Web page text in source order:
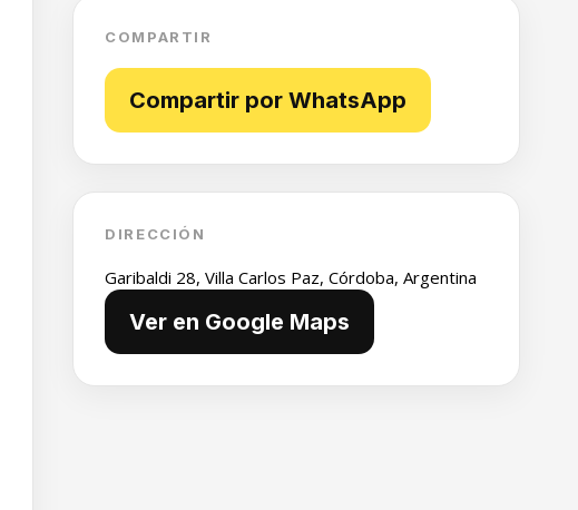
COMPARTIR
Compartir por WhatsApp
DIRECCIÓN
Garibaldi 28, Villa Carlos Paz, Córdoba, Argentina
Ver en Google Maps